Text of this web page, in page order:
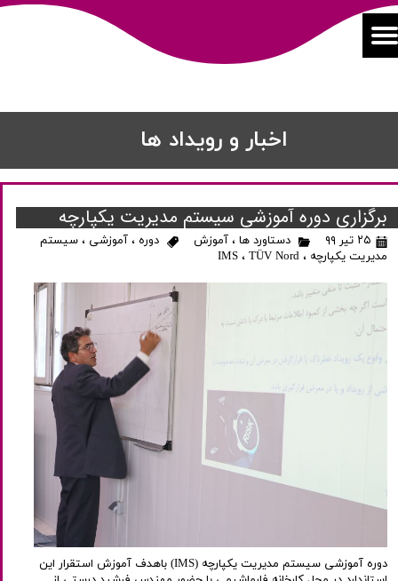
اخبار و رویداد ها
برگزاری دوره آموزشی سیستم مدیریت یکپارچه
۲۵ تیر ۹۹ دستاورد ها ، آموزش دوره ، آموزشی ، سیستم
مدیریت یکپارچه ، IMS ، TÜV Nord
دوره آموزشی سیستم مدیریت یکپارچه (IMS) باهدف آموزش استقرار این